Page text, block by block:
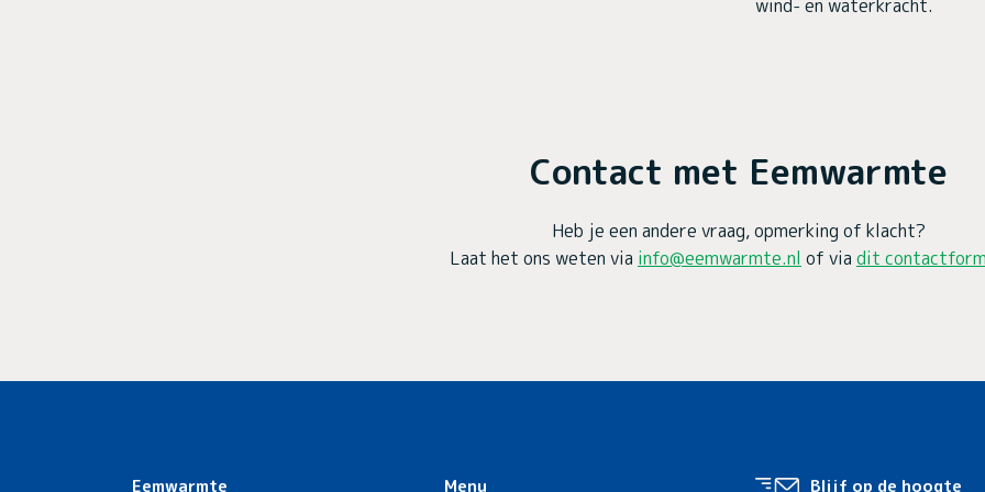
wind- en waterkracht.
Contact met Eemwarmte
Heb je een andere vraag, opmerking of klacht?
Laat het ons weten via info@eemwarmte.nl of via dit
Eemwarmte Menu Blijf op de hoogte